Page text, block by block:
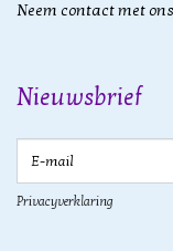
Neem contact met
Nieuwsbrief
Privacyverklaring